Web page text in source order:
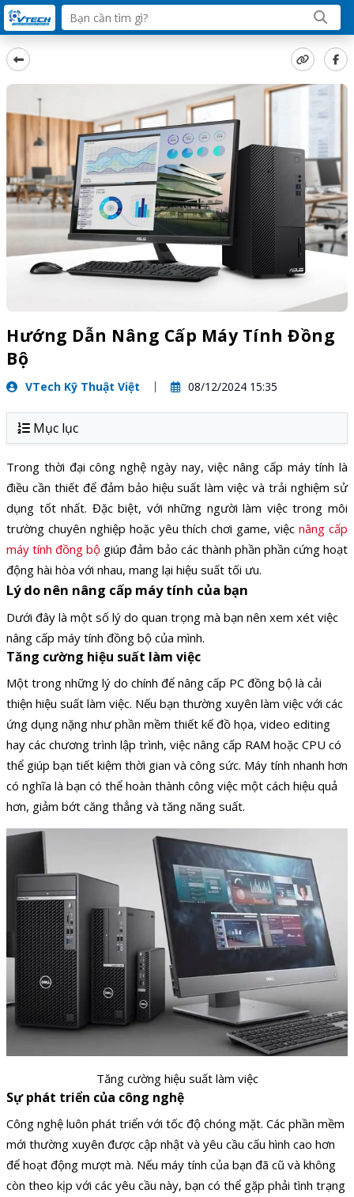
Hướng Dẫn Nâng Cấp Máy Tính Đồng
Bộ
VTech Kỹ Thuật Việt 08/12/2024 15:35
Mục lục
Trong thời đại công nghệ ngày nay, việc nâng cấp máy tính là
điều cần thiết để đảm bảo hiệu suất làm việc và trải nghiệm sử
dụng tốt nhất. Đặc biệt, với những người làm việc trong môi
trường chuyên nghiệp hoặc yêu thích chơi game, việcnâng cấp
máy tính đồng bộ giúp đảm bảo các thành phần phần cứng hoạt
động hài hòa với nhau, mang lại hiệu suất tối ưu.
Lý do nên nâng cấp máy tính của bạn
Dưới đây là một số lý do quan trọng mà bạn nên xem xét việc
nâng cấp máy tính đồng bộ của mình.
Tăng cường hiệu suất làm việc
Một trong những lý do chính để nâng cấp PC đồng bộ là cải
thiện hiệu suất làm việc. Nếu bạn thường xuyên làm việc với các
ứng dụng nặng như phần mềm thiết kế đồ họa, video editing
hay các chương trình lập trình, việc nâng cấp RAM hoặc CPU có
thể giúp bạn tiết kiệm thời gian và công sức. Máy tính nhanh hơn
có nghĩa là bạn có thể hoàn thành công việc một cách hiệu quả
hơn, giảm bớt căng thẳng và tăng năng suất.
Tăng cường hiệu suất làm việc
Sự phát triển của công nghệ
Công nghệ luôn phát triển với tốc độ chóng mặt. Các phần mềm
mới thường xuyên được cập nhật và yêu cầu cấu hình cao hơn
để hoạt động mượt mà. Nếu máy tính của bạn đã cũ và không
còn theo kịp với các yêu cầu này, bạn có thể gặp phải tình trạng